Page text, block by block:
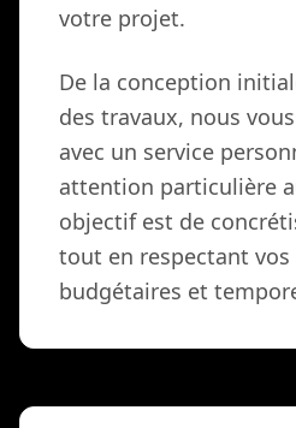
votre projet.
De la conception
des travaux, nous
avec un service
attention particulière
objectif est de
tout en respectant
budgétaires et